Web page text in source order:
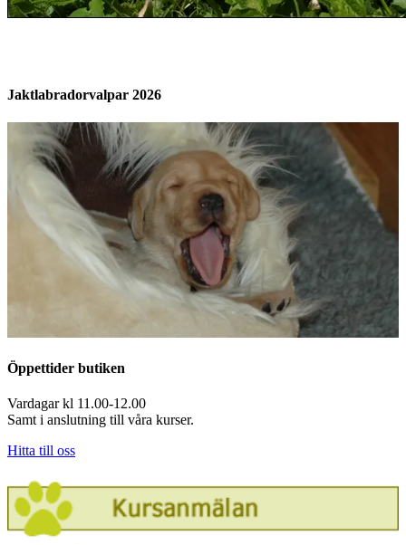
Jaktlabradorvalpar 2026
Öppettider butiken
Vardagar kl 11.00-12.00
Samt i anslutning till våra kurser.
Hitta till oss